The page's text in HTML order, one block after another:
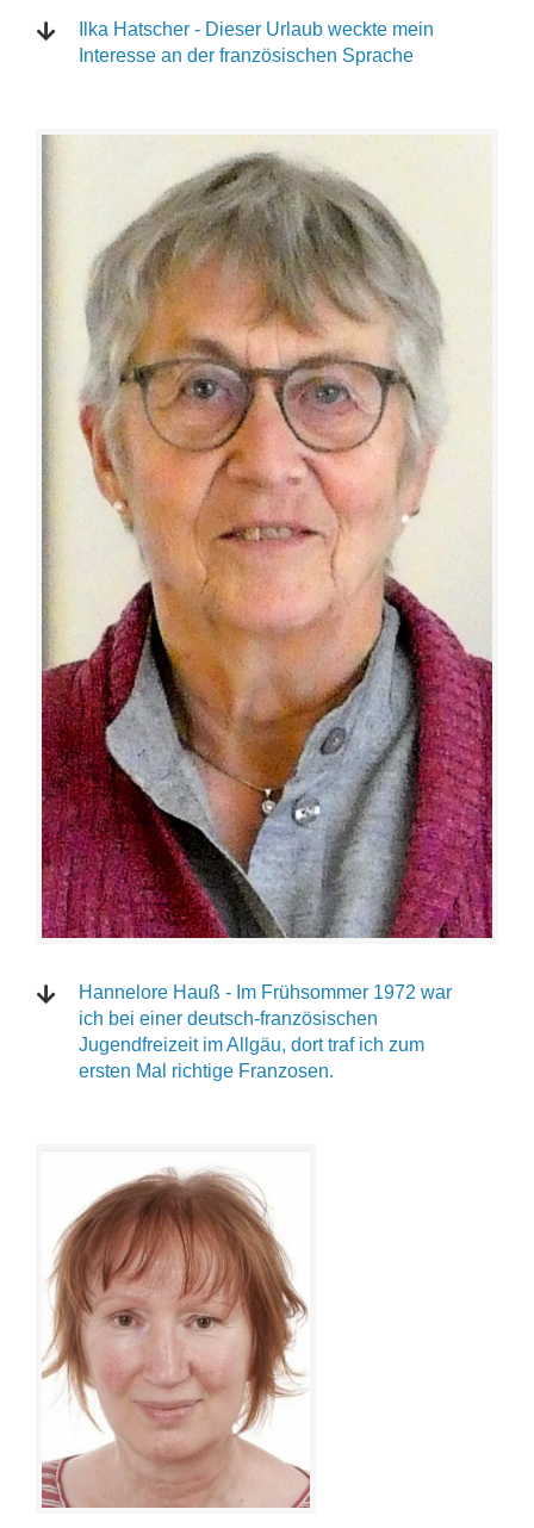
Ilka Hatscher - Dieser Urlaub weckte mein
Interesse an der französischen Sprache
Hannelore Hauß - Im Frühsommer 1972 war
ich bei einer deutsch-französischen
Jugendfreizeit im Allgäu, dort traf ich zum
ersten Mal richtige Franzosen.